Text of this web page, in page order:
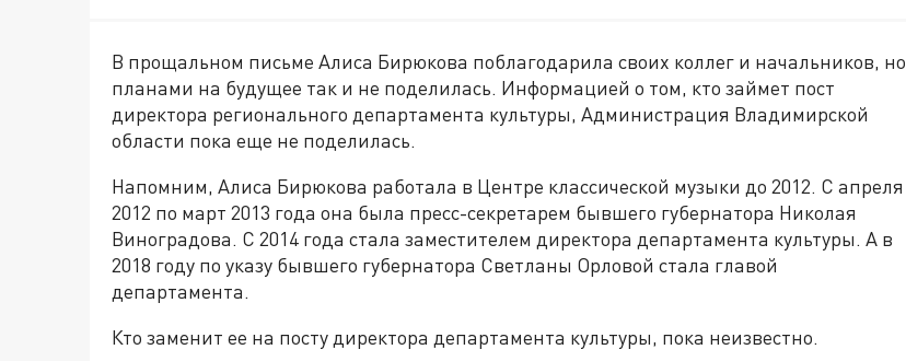
В прощальном письме Алиса Бирюкова поблагодарила своих коллег и начальников, но
планами на будущее так и не поделилась. Информацией о том, кто займет пост
директора регионального департамента культуры, Администрация Владимирской
области пока еще не поделилась.
Напомним, Алиса Бирюкова работала в Центре классической музыки до 2012. С апреля
2012 по март 2013 года она была пресс-секретарем бывшего губернатора Николая
Виноградова. С 2014 года стала заместителем директора департамента культуры. А в
2018 году по указу бывшего губернатора Светланы Орловой стала главой
департамента.
Кто заменит ее на посту директора департамента культуры, пока неизвестно.